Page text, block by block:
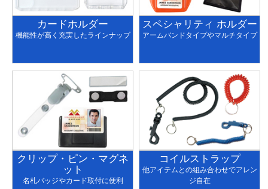
カードホルダー
機能性が高く充実したラインナップ
スペシャリティ ホルダー
アームバンドタイプやマルチタイプ
クリップ・ピン・マグネ
ット
名札バッジやカード取付に便利
コイルストラップ
他アイテムとの組み合わせでアレン
ジ自在